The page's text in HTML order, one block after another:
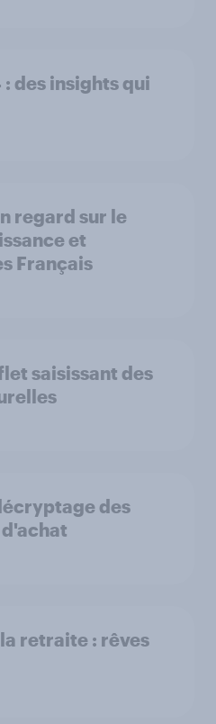
des insights qui
regard sur le
et
Français
saisissant des
des
retraite : rêves